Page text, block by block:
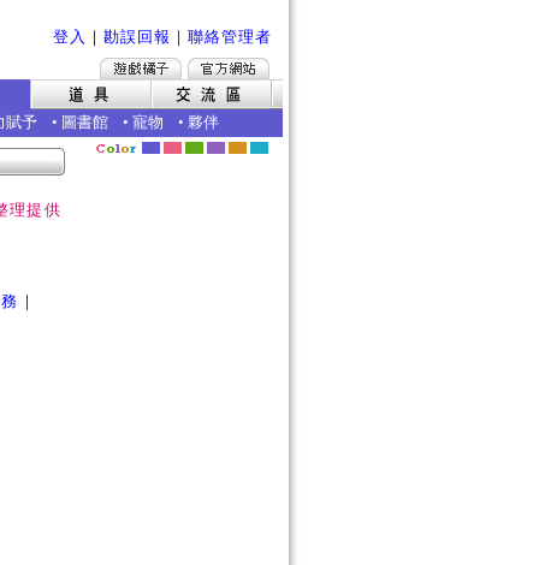
登入 ｜ 勘誤回報 ｜ 聯絡管理者
賦予 • 圖書館 • 寵物 • 夥伴
理提供
｜